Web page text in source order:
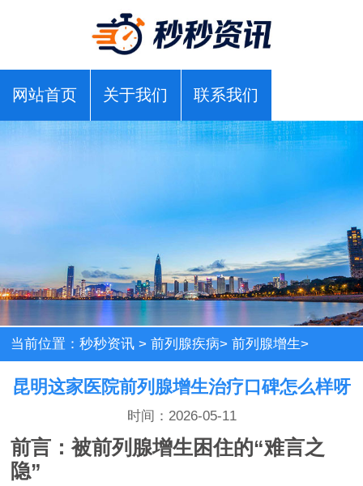
网站首页 关于我们 联系我们
当前位置：秒秒资讯 >前列腺疾病>前列腺增生>
昆明这家医院前列腺增生治疗口碑怎么样呀
时间：2026-05-11
前言：被前列腺增生困住的“难言之
隐”